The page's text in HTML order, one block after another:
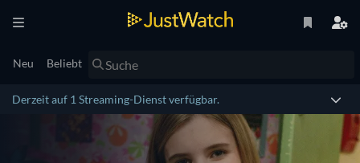
Neu Beliebt
Derzeit auf 1 Streaming-Dienst verfügbar.